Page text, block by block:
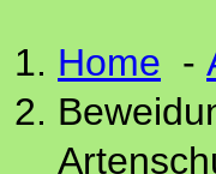
Home -